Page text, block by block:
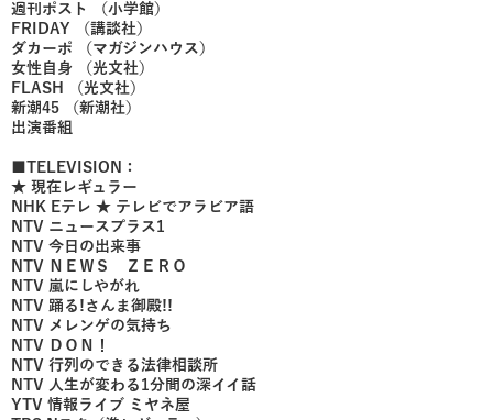
週刊ポスト （小学館）
FRIDAY （講談社）
ダカーポ （マガジンハウス）
女性自身 （光文社）
FLASH （光文社）
新潮45 （新潮社）
出演番組
■TELEVISION：
★ 現在レギュラー
NHK Eテレ ★ テレビでアラビア語
NTV ニュースプラス1
NTV 今日の出来事
NTV ＮＥＷＳ ＺＥＲＯ
NTV 嵐にしやがれ
NTV 踊る!さんま御殿!!
NTV メレンゲの気持ち
NTV ＤＯＮ！
NTV 行列のできる法律相談所
NTV 人生が変わる1分間の深イイ話
YTV 情報ライブ ミヤネ屋